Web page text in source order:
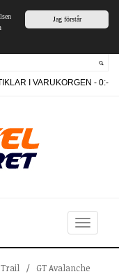
Jag förstår
I VARUKORGEN - 0:-
Toggle
navigation
Trail / GT Avalanche